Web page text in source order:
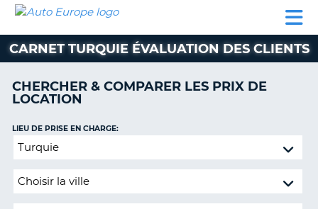
LOCATION
VOITURE
CAMPING-
CAR
CLIENT
AUTO
EUROPE
LOCATION
VOITURE
CAMPING-
CAR
PARTENAIRES
SUPPORT
CLIENT
COMPTE
CARNET TURQUIE ÉVALUATION DES CLIENTS
CHERCHER & COMPARER LES PRIX DE
LOCATION
Lieu
restitution
LIEU DE PRISE EN CHARGE: